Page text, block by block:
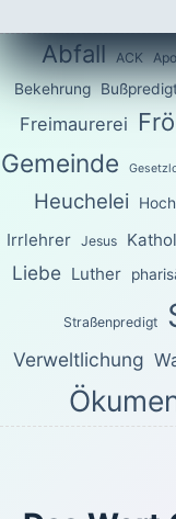
Abfall ACK
Bekehrung
Freimaurerei
Gemeinde
Heuchelei
Irrlehrer Jesus
Liebe Luther
Straßenpredigt
Verweltlichung